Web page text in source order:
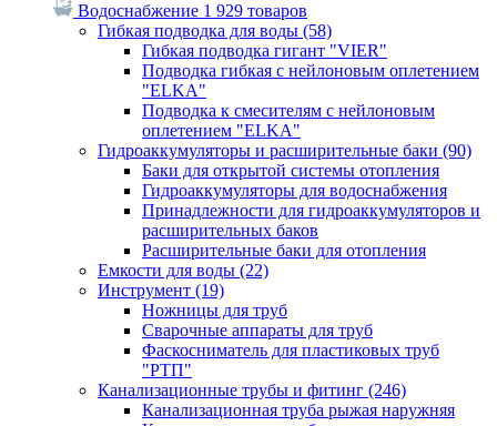
Водоснабжение 1 929 товаров
Гибкая подводка для воды (58)
Гибкая подводка гигант "VIER"
Подводка гибкая с нейлоновым оплетением
"ELKA"
Подводка к смесителям с нейлоновым
оплетением "ELKA"
Гидроаккумуляторы и расширительные баки (90)
Баки для открытой системы отопления
Гидроаккумуляторы для водоснабжения
Принадлежности для гидроаккумуляторов и
расширительных баков
Расширительные баки для отопления
Емкости для воды (22)
Инструмент (19)
Ножницы для труб
Сварочные аппараты для труб
Фаскосниматель для пластиковых труб
"РТП"
Канализационные трубы и фитинг (246)
Канализационная труба рыжая наружняя